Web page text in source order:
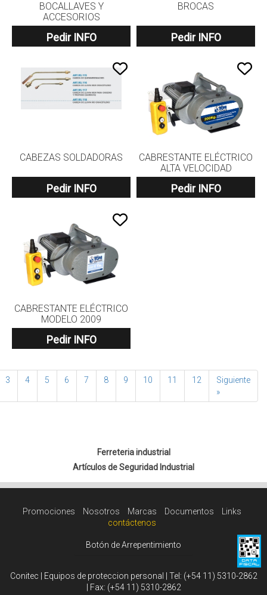
BOCALLAVES Y
ACCESORIOS
Pedir INFO
BROCAS
Pedir INFO
CABEZAS SOLDADORAS
Pedir INFO
CABRESTANTE ELÉCTRICO
ALTA VELOCIDAD
Pedir INFO
CABRESTANTE ELÉCTRICO
MODELO 2009
Pedir INFO
3 4 5 6 7 8 9 10 11 12
Siguiente
»
Ferreteria industrial
Artículos de Seguridad Industrial
Promociones Nosotros Marcas Documentos
Links
contáctenos
Botón de Arrepentimiento
Conitec | Equipos de proteccion personal | Tel: (+54 11) 5310-2862
| Fax: (+54 11) 5310-2862